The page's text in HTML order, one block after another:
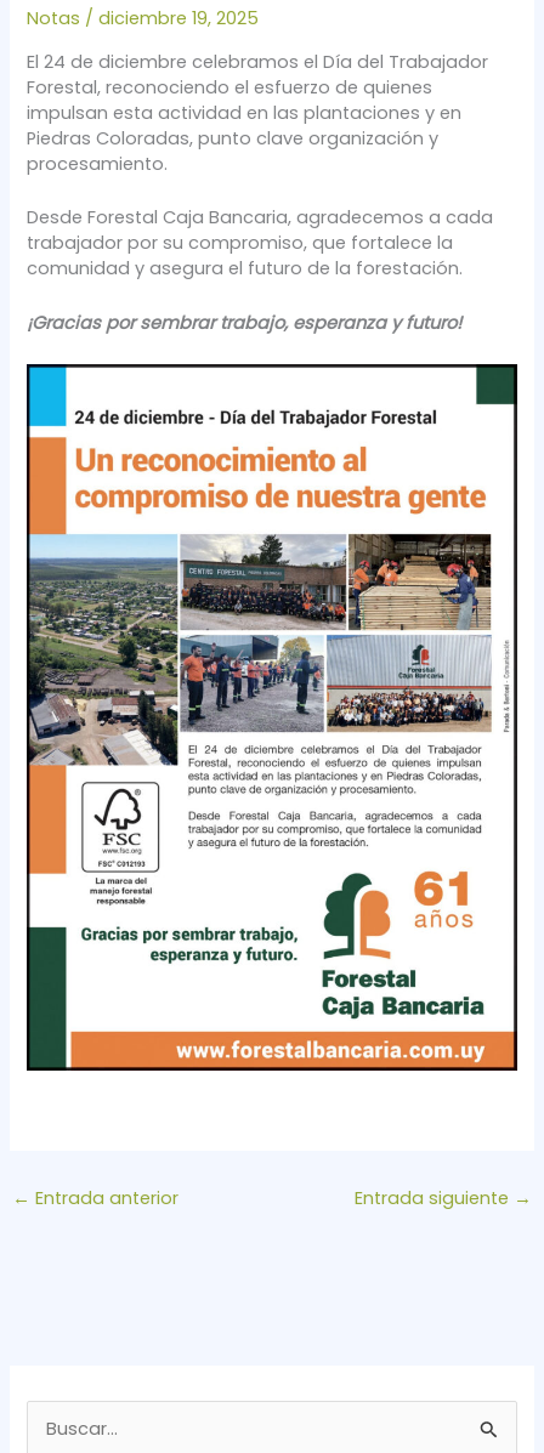
Notas /diciembre 19, 2025
El 24 de diciembre celebramos el Día del Trabajador
Forestal, reconociendo el esfuerzo de quienes
impulsan esta actividad en las plantaciones y en
Piedras Coloradas, punto clave organización y
procesamiento.
Desde Forestal Caja Bancaria, agradecemos a cada
trabajador por su compromiso, que fortalece la
comunidad y asegura el futuro de la forestación.
¡Gracias por sembrar trabajo, esperanza y futuro!
← Entrada anterior Entrada siguiente →